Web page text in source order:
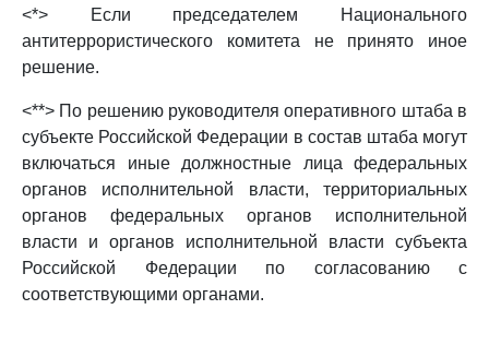
<*> Если председателем Национального
антитеррористического комитета не принято иное
решение.
<**> По решению руководителя оперативного штаба в
субъекте Российской Федерации в состав штаба могут
включаться иные должностные лица федеральных
органов исполнительной власти, территориальных
органов федеральных органов исполнительной
власти и органов исполнительной власти субъекта
Российской Федерации по согласованию с
соответствующими органами.